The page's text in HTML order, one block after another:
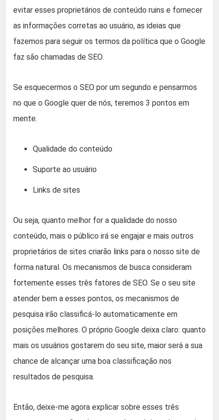
evitar esses proprietários de conteúdo ruins e fornecer
as informações corretas ao usuário, as ideias que
fazemos para seguir os termos da política que o Google
faz são chamadas de SEO.
Se esquecermos o SEO por um segundo e pensarmos
no que o Google quer de nós, teremos 3 pontos em
mente.
Qualidade do conteúdo
Suporte ao usuário
Links de sites
Ou seja, quanto melhor for a qualidade do nosso
conteúdo, mais o público irá se engajar e mais outros
proprietários de sites criarão links para o nosso site de
forma natural. Os mecanismos de busca consideram
fortemente esses três fatores de SEO. Se o seu site
atender bem a esses pontos, os mecanismos de
pesquisa irão classificá-lo automaticamente em
posições melhores. O próprio Google deixa claro: quanto
mais os usuários gostarem do seu site, maior será a sua
chance de alcançar uma boa classificação nos
resultados de pesquisa.
Então, deixe-me agora explicar sobre esses três